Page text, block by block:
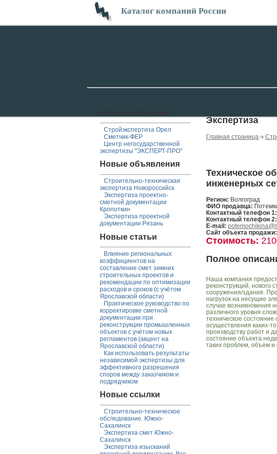
Каталог компаний России
Стройэкспертиза Орел
Сметчик-ФЕР
Центр негосударственной
экспертизы "ЭКСПЕРТ-ПРО"
Новые объявления
Строительно-техническая
экспертиза Новороссийск
Экспертиза проектно-
сметной документации
Кропоткин
Экспертиза проектной
документации Рязань
Новые статьи
Влияние региональных
коэффициентов на
составление смет зимних
строительных проектов и
рекомендации по оптимизации
расходов и сроков (с учётом
Ярославской области)
Практическое руководство по
корректировке сметной
документации при
реконструкции промышленных
объектов с учётом новых
регламентов (акцент на
Ярославской области)
Как использовать результаты
независимой экспертизы для
эффективного разрешения
споров между заказчиком и
подрядчиком
Новые ссылки
Строительно-техническое
обследование. Южно-
Сахалинск
Экспертиза смет Южно-
Сахалинск
Экспертиза изысканий
Экспертиза
Главная страница
Техническое
инженерных
Регион: Волгоград
ФИО продавца:
Контактный телефон 1:
Контактный телефон 2:
E-mail:
Сайт объекта продажи:
Стоимость:
Полное
Наша компания
реконструкций, нового
сооружения/здания.
нагрузок на несущие
случае возникновения
различного уровня
техническое
осуществления каких-
производству работ и
состояние объекта
таких проблем, объем и